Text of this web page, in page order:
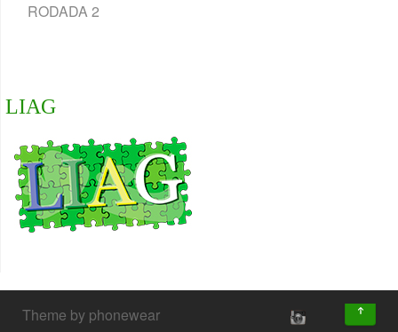
RODADA 2
LIAG
Theme by phonewear
↑